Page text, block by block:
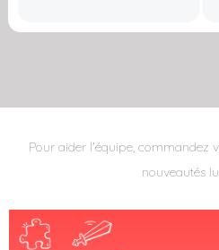
Pour aider l'équipe, commandez
nouveautés